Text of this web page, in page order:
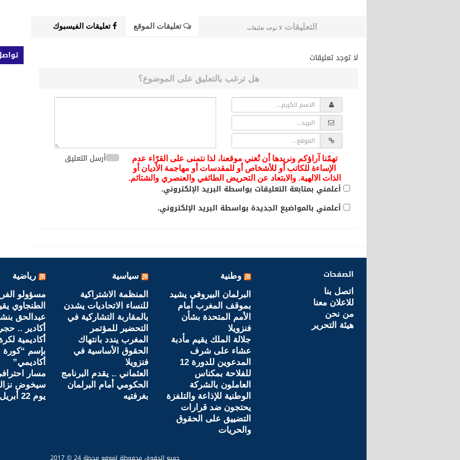
التعليقات لا توجد تعليقات تعليقات الموقع تعليقات الفيسبوك
لا توجد تعليقات
هل ترغب بالتعليق على الموضوع؟
تهمّنا آراؤكم ونريدها أن تُغني موقعنا، لذا نتمنى على القرّاء عدم
الإساءة للكاتب أو للأشخاص أو للمقدسات أو مهاجمة الأديان أو
الذات الالهية. والابتعاد عن التحريض الطائفي والعنصري والشتائم.
أرسل التعليق
أعلمني بمتابعة التعليقات بواسطة البريد الإلكتروني.
أعلمني بالمواضيع الجديدة بواسطة البريد الإلكتروني.
الصفحات
اتصل بنا
للاعلان معنا
من نحن
هيئة التحرير
وطنية
البرلمان البيروفي يشيد
بموقف المغرب أمام
الأمم المتحدة بشأن
فنزويلا
جلالة الملك يقيم مأدبة
عشاء على شرف
المدعوين للدورة 12
للفلاحة بمكناس
العاملون بالشركة
الوطنية للإذاعة والتلفزة
يحتجون ضد قرارات
التضييق على الحقوق
والحريات
سياسية
المنظمة الاشتراكية
للنساء الاتحاديات يشدن
بالمقاربة التشاركية في
التحضير للمؤتمر
المغرب يندد بانتهاك
الحقوق الأساسية في
فنزويلا
العثماني .. يقدم البرنامج
الحكومي أمام البرلمان
بغرفتيه
رياضية
مسؤولو
الطنجاوي
عبدالحق
أكادير ..
أكاديمية
بإسم “كورة
أكاديمي”
مسار
سيخوض
يوم 22 أبريل بألمانيا